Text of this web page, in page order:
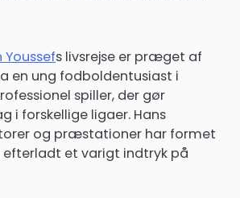
Youssefs livsrejse er præget af
en ung fodboldentusiast i
spiller, der gør
i forskellige ligaer. Hans
og præstationer har formet
efterladt et varigt indtryk på